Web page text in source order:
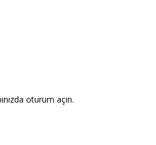
oturum açın.